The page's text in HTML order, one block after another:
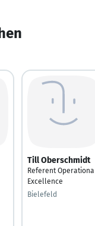
Till Oberschmidt
Referent
Excellence
Bielefeld